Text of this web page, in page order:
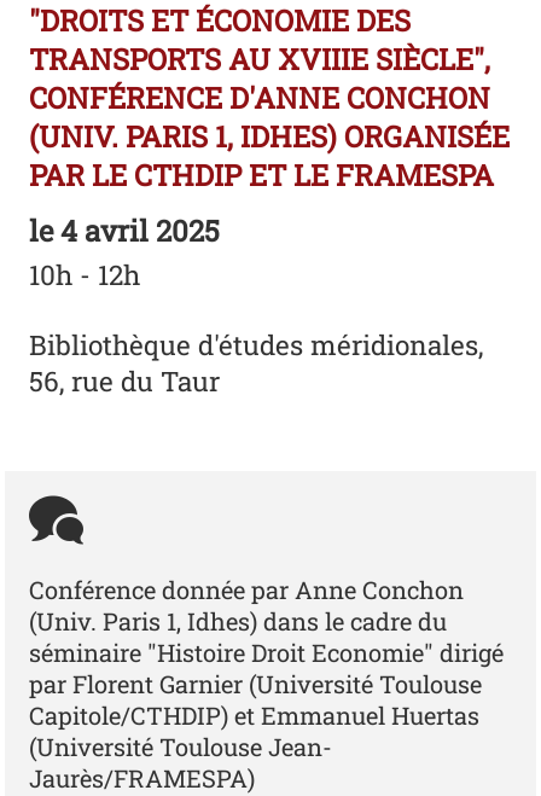
"DROITS ET ÉCONOMIE DES
TRANSPORTS AU XVIIIE SIÈCLE",
CONFÉRENCE D'ANNE CONCHON
(UNIV. PARIS 1, IDHES) ORGANISÉE
PAR LE CTHDIP ET LE FRAMESPA
le4 avril 2025
10h - 12h
Bibliothèque d'études méridionales,
56, rue du Taur
Conférence donnée par Anne Conchon
(Univ. Paris 1, Idhes) dans le cadre du
séminaire "Histoire Droit Economie" dirigé
par Florent Garnier (Université Toulouse
Capitole/CTHDIP) et Emmanuel Huertas
(Université Toulouse Jean-
Jaurès/FRAMESPA)